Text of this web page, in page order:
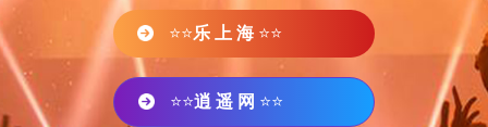
⭐⭐乐 上 海 ⭐⭐
⭐⭐逍 遥 网 ⭐⭐